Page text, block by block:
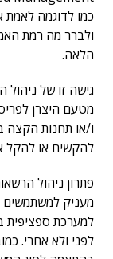
כמו לדוגמה לאמת
ולברר מה רמת
הלאה.
מטעם היצרן
ו/או תחנות הקצה
להקשיח או להקל
מעניק
למערכת ספציפית
לפני ולא אחרי.